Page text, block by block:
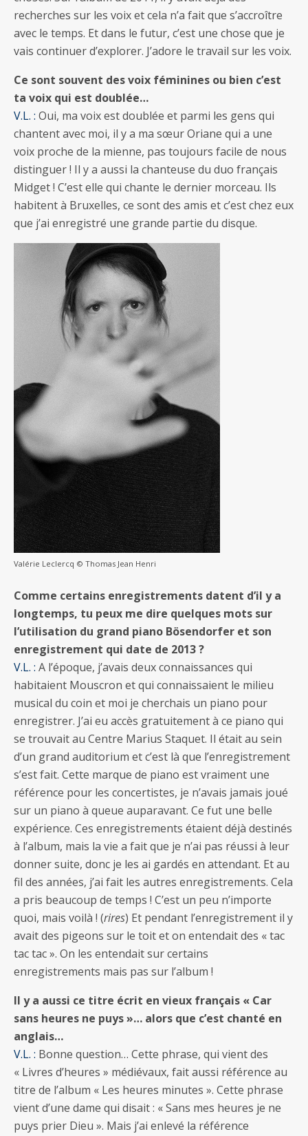
recherches sur les voix et cela n’a fait que s’accroître
avec le temps. Et dans le futur, c’est une chose que je
vais continuer d’explorer. J’adore le travail sur les voix.
Ce sont souvent des voix féminines ou bien c’est
ta voix qui est doublée…
V.L. : Oui, ma voix est doublée et parmi les gens qui
chantent avec moi, il y a ma sœur Oriane qui a une
voix proche de la mienne, pas toujours facile de nous
distinguer ! Il y a aussi la chanteuse du duo français
Midget ! C’est elle qui chante le dernier morceau. Ils
habitent à Bruxelles, ce sont des amis et c’est chez eux
que j’ai enregistré une grande partie du disque.
Valérie Leclercq © Thomas Jean Henri
Comme certains enregistrements datent d’il y a
longtemps, tu peux me dire quelques mots sur
l’utilisation du grand piano Bösendorfer et son
enregistrement qui date de 2013 ?
V.L. : A l’époque, j’avais deux connaissances qui
habitaient Mouscron et qui connaissaient le milieu
musical du coin et moi je cherchais un piano pour
enregistrer. J’ai eu accès gratuitement à ce piano qui
se trouvait au Centre Marius Staquet. Il était au sein
d’un grand auditorium et c’est là que l’enregistrement
s’est fait. Cette marque de piano est vraiment une
référence pour les concertistes, je n’avais jamais joué
sur un piano à queue auparavant. Ce fut une belle
expérience. Ces enregistrements étaient déjà destinés
à l’album, mais la vie a fait que je n’ai pas réussi à leur
donner suite, donc je les ai gardés en attendant. Et au
fil des années, j’ai fait les autres enregistrements. Cela
a pris beaucoup de temps ! C’est un peu n’importe
quoi, mais voilà ! (rires) Et pendant l’enregistrement il y
avait des pigeons sur le toit et on entendait des « tac
tac tac ». On les entendait sur certains
enregistrements mais pas sur l’album !
Il y a aussi ce titre écrit en vieux français « Car
sans heures ne puys »… alors que c’est chanté en
anglais…
V.L. : Bonne question… Cette phrase, qui vient des
« Livres d’heures » médiévaux, fait aussi référence au
titre de l’album « Les heures minutes ». Cette phrase
vient d’une dame qui disait : « Sans mes heures je ne
puys prier Dieu ». Mais j’ai enlevé la référence